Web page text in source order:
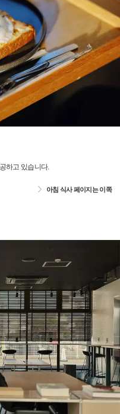
하고 있습니다.
아침 식사 페이지는 이쪽